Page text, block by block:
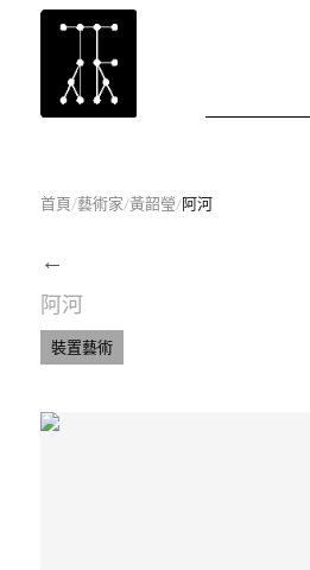
首頁/藝術家/黃韶瑩/阿河
←
阿河
裝置藝術